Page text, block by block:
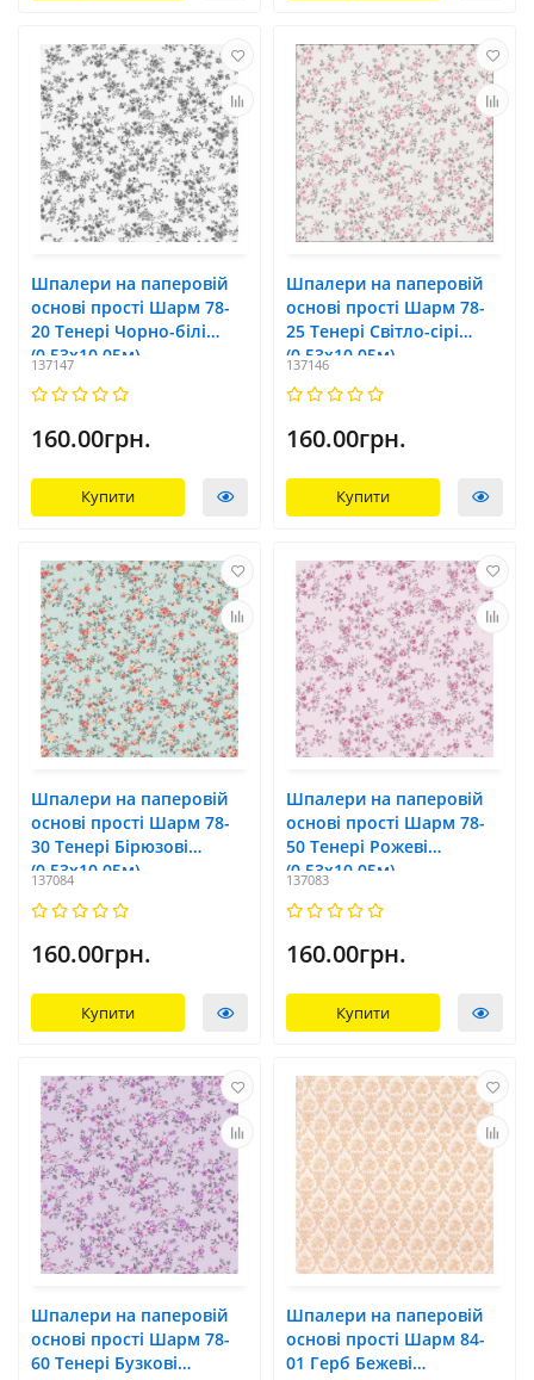
Шпалери на паперовій
основі прості Шарм 78-
20 Тенері Чорно-білі
(0,53х10,05м)
137147
160.00грн.
Купити
Шпалери на паперовій
основі прості Шарм 78-
25 Тенері Світло-сірі
(0,53х10,05м)
137146
160.00грн.
Купити
Шпалери на паперовій
основі прості Шарм 78-
30 Тенері Бірюзові
(0,53х10,05м)
137084
160.00грн.
Купити
Шпалери на паперовій
основі прості Шарм 78-
50 Тенері Рожеві
(0,53х10,05м)
137083
160.00грн.
Купити
Шпалери на паперовій
основі прості Шарм 78-
60 Тенері Бузкові
Шпалери на паперовій
основі прості Шарм 84-
01 Герб Бежеві